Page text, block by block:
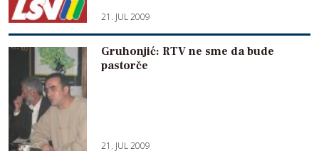
21. JUL 2009
Gruhonjić: RTV ne sme da bude
pastorče
21. JUL 2009